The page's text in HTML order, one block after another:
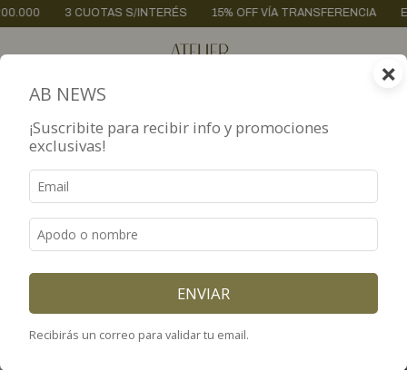
CUOTAS S/INTERÉS 15% OFF VÍA TRANSFERENCIA ENVÍOS A
Inicio HOME DECO MATCH DECO
MATCH DECO
Propuestas listas para decorar. Bandejas con velas y aromas que
arman centros de mesa o estantes con calidez y presencia.
×
AB NEWS
¡Suscribite para recibir info y promociones
exclusivas!
ENVIAR
Recibirás un correo para validar tu email.